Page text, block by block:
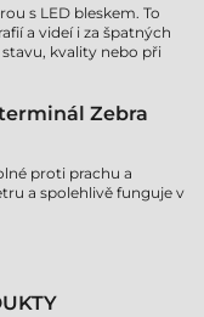
s LED bleskem. To
a videí i za špatných
kvality nebo při
Zebra
proti prachu a
a spolehlivě funguje v